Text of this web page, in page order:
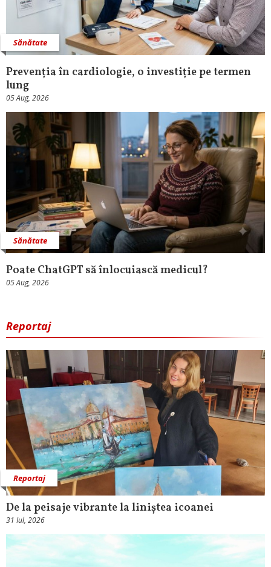
Sănătate
Prevenția în cardiologie, o investiție pe termen
lung
05 Aug, 2026
Sănătate
Poate ChatGPT să înlocuiască medicul?
05 Aug, 2026
Reportaj
Reportaj
De la peisaje vibrante la liniștea icoanei
31 Iul, 2026